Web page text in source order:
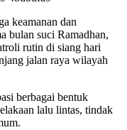
keamanan dan
bulan suci Ramadhan,
rutin di siang hari
jalan raya wilayah
berbagai bentuk
lalu lintas, tindak